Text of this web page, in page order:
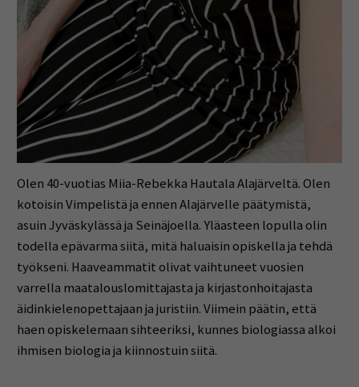
Olen 40-vuotias Miia-Rebekka Hautala Alajärveltä. Olen
kotoisin Vimpelistä ja ennen Alajärvelle päätymistä,
asuin Jyväskylässä ja Seinäjoella. Yläasteen lopulla olin
todella epävarma siitä, mitä haluaisin opiskella ja tehdä
työkseni. Haaveammatit olivat vaihtuneet vuosien
varrella maatalouslomittajasta ja kirjastonhoitajasta
äidinkielenopettajaan ja juristiin. Viimein päätin, että
haen opiskelemaan sihteeriksi, kunnes biologiassa alkoi
ihmisen biologia ja kiinnostuin siitä.